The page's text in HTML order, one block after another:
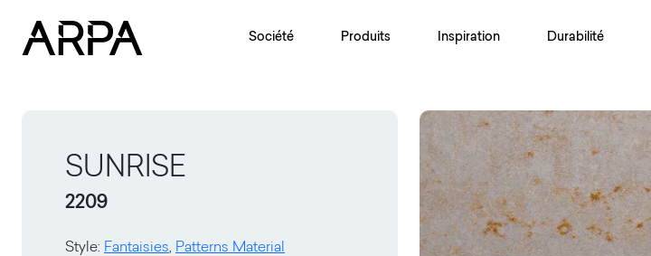
Société Produits Inspiration Durabilité
SUNRISE
2209
Style: Fantaisies, Patterns Material